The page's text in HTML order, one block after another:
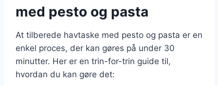
med pesto og pasta
At tilberede havtaske med pesto og pasta er en
enkel proces, der kan gøres på under 30
minutter. Her er en trin-for-trin guide til,
hvordan du kan gøre det: